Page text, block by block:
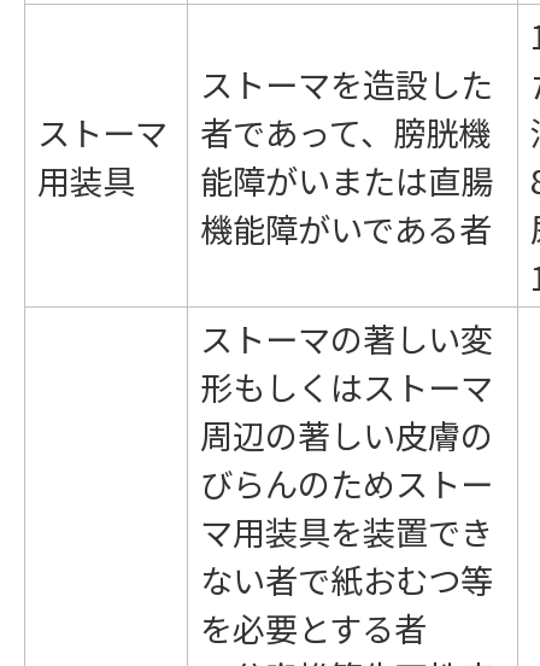
ストーマ
用装具
ストーマを造設した
者であって、膀胱機
能障がいまたは直腸
機能障がいである者
ストーマの著しい変
形もしくはストーマ
周辺の著しい皮膚の
びらんのためストー
マ用装具を装置でき
ない者で紙おむつ等
を必要とする者